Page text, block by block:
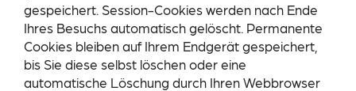
gespeichert. Session-Cookies werden nach Ende
Ihres Besuchs automatisch gelöscht. Permanente
Cookies bleiben auf Ihrem Endgerät gespeichert,
bis Sie diese selbst löschen oder eine
automatische Löschung durch Ihren Webbrowser